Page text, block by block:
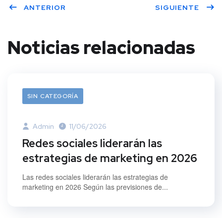
er book dIn
ANTERIOR SIGUIENTE
Noticias relacionadas
SIN CATEGORÍA
Admin 11/06/2026
Redes sociales liderarán las
estrategias de marketing en 2026
Las redes sociales liderarán las estrategias de
marketing en 2026 Según las previsiones de...